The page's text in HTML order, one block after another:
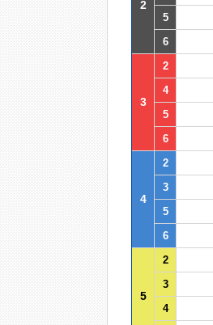
2
5
6
3
2
4
5
6
4
2
3
5
6
5
2
3
4